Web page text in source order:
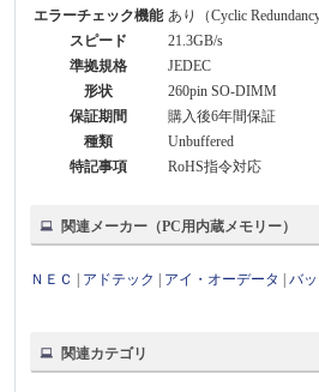
エラーチェック機能 あり（Cyclic Redundancy
スピード
21.3GB/s
準拠規格
JEDEC
形状
260pin SO-DIMM
保証期間
購入後6年間保証
種類
Unbuffered
特記事項
RoHS指令対応
関連メーカー（PC用内蔵メモリー）
ＮＥＣ アドテック アイ・オーデータ |バ
関連カテゴリ